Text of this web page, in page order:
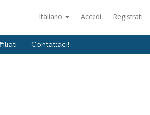
Italiano Accedi Registrati
Contattaci!